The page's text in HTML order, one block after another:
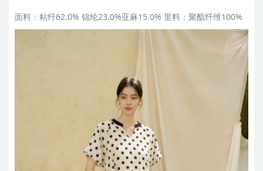
面料：粘纤62.0% 锦纶23.0%亚麻15.0% 里料：聚酯纤维100%